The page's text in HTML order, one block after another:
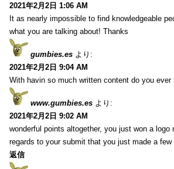
2021年2月2日 1:06 AM
It as nearly impossible to find knowledgeable
what you are talking about! Thanks
gumbies.es より:
2021年2月2日 9:04 AM
With havin so much written content do you ever
www.gumbies.es より:
2021年2月2日 9:02 AM
wonderful points altogether, you just won a
regards to your submit that you just made a
返信